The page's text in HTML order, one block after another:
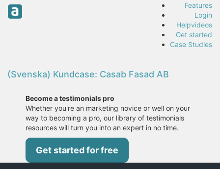
Features
Login
Helpvideos
Get started
Case Studies
(Svenska) Kundcase: Casab Fasad AB
Become a testimonials pro
Whether you're an marketing novice or well on your
way to becoming a pro, our library of testimonials
resources will turn you into an expert in no time.
Get started for free